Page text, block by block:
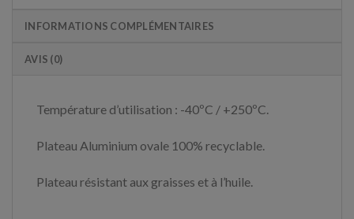
INFORMATIONS COMPLÉMENTAIRES
AVIS (0)
Température d’utilisation : -40ºC / +250ºC.
Plateau Aluminium ovale 100% recyclable.
Plateau résistant aux graisses et à l’huile.